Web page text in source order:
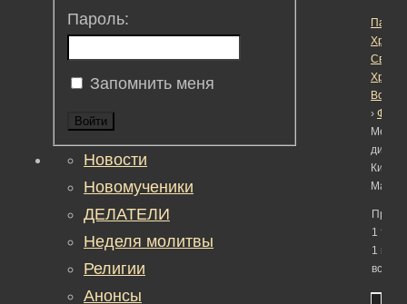
Пасха
›
Метка:
диакон
1
1 по 1
всего)
Пароль:
Запомнить меня
Войти
Новости
Новомученики
ДЕЛАТЕЛИ
Неделя молитвы
Религии
Анонсы